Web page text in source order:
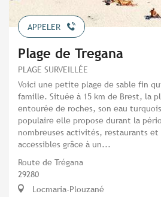
APPELER
Plage de Tregana
PLAGE SURVEILLÉE
Voici une petite plage de sable fin
famille. Située à 15 km de Brest, la
entourée de roches, son eau
populaire elle propose durant la
nombreuses activités, restaurants et
accessibles grâce à un...
Route de Trégana
29280
Locmaria-Plouzané